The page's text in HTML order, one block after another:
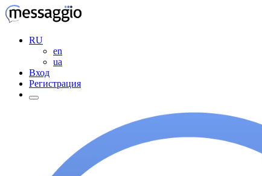
RU
en
ua
Вход
Регистрация